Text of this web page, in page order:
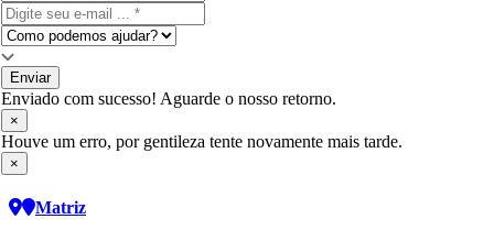
Enviar
Enviado com sucesso! Aguarde o nosso retorno.
×
Houve um erro, por gentileza tente novamente mais tarde.
×
Matriz